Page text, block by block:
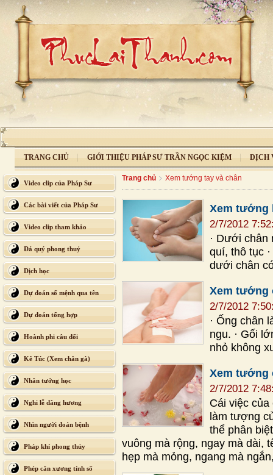
TRANG CHỦ GIỚI THIỆU PHÁP SƯ TRẦN NGỌC KIỆM DỊCH
Video clip của Pháp Sư
Các bài viết của Pháp Sư
Video clip tham khảo
Đá quý phong thuỷ
Dịch học
Dự đoán số mệnh qua tên
Dự đoán tổng hợp
Hoành phi câu đối
Kê Túc (Xem chân gà)
Nhân tướng học
Nghi lễ dâng hương
Nhìn người đoán bệnh
Pháp khí phong thủy
Phép cân xương tính số
Trang chủ Xem tướng tay và chân
Xem tướng
2/7/2012
· Dưới
quí, thô tục
dưới chân
Xem tướng
2/7/2012
· Ống chân
ngu. · Gối
nhỏ không
Xem tướng
2/7/2012
Cái việc
làm tượng
thể phân
vuông mà rộng, ngay mà dài,
hẹp mà mỏng, ngang mà